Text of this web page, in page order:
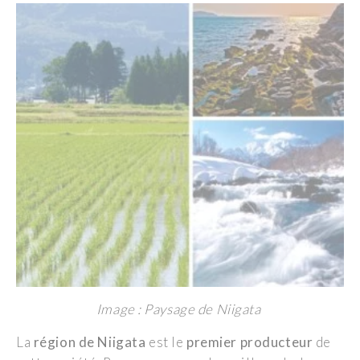
Image : Paysage de Niigata
La région de Niigata est le premier producteur de